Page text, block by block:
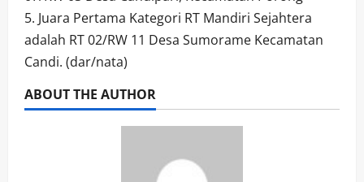
5. Juara Pertama Kategori RT Mandiri Sejahtera
adalah RT 02/RW 11 Desa Sumorame Kecamatan
Candi. (dar/nata)
ABOUT THE AUTHOR